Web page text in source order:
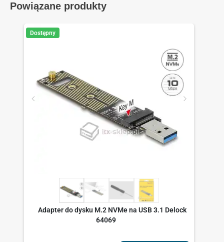
Powiązane produkty
Dostępny
Adapter do dysku M.2 NVMe na USB 3.1 Delock
64069